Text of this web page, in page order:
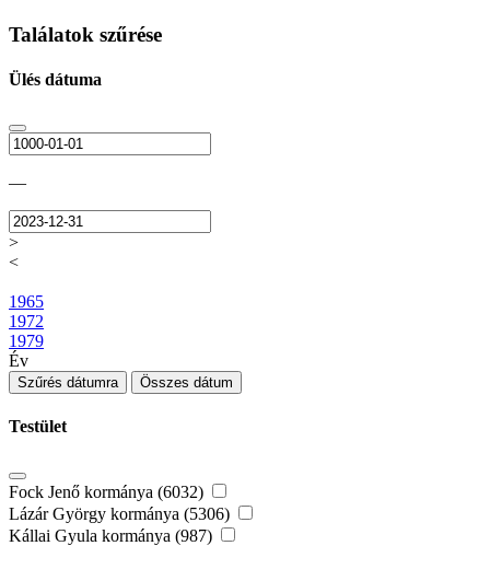
Találatok szűrése
Ülés dátuma
—
>
<
1965
1972
1979
Év
Szűrés dátumra Összes dátum
Testület
Fock Jenő kormánya (6032)
Lázár György kormánya (5306)
Kállai Gyula kormánya (987)